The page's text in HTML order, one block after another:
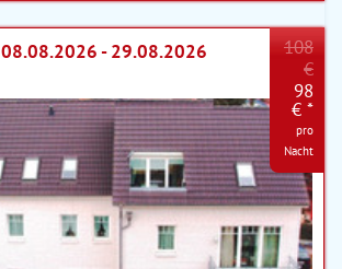
08.08.2026 - 29.08.2026
108
€
98
€ *
pro
Nacht